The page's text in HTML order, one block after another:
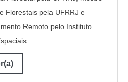
Florestais pela UFRRJ e
Remoto pelo Instituto